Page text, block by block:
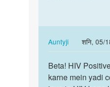
एक
by
सुमित
Auntyji
शनि, 05/
In
reply
to
Meri
Beta!
HIV
Beta! HIV
karne mein yadi